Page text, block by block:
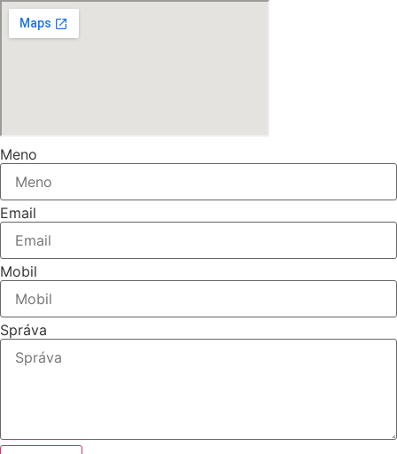
Meno
Email
Mobil
Správa